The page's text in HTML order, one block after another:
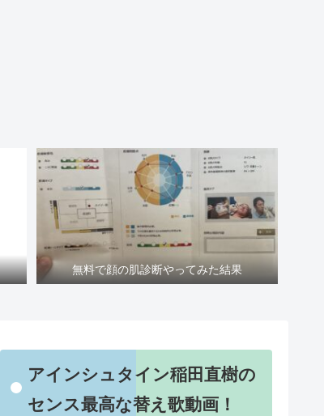
無料で顔の肌診断やってみた結果
アインシュタイン稲田直樹の
センス最高な替え歌動画！